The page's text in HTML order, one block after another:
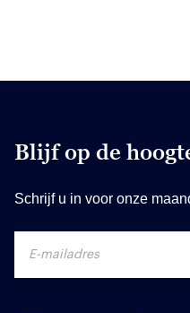
Blijf op de
Schrijf u in voor onze